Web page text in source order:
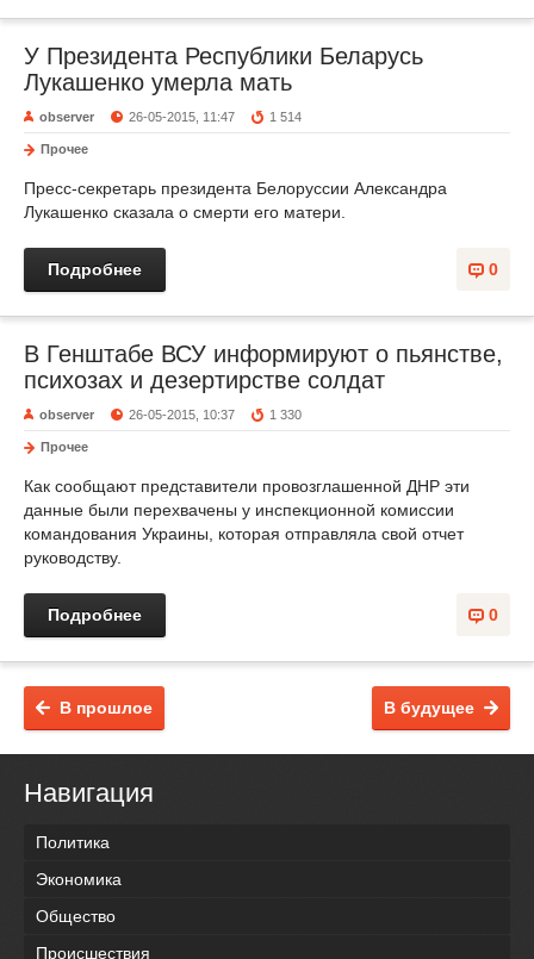
У Президента Республики Беларусь
Лукашенко умерла мать
observer 26-05-2015, 11:47 1 514
Прочее
Пресс-секретарь президента Белоруссии Александра
Лукашенко сказала о смерти его матери.
0
Подробнее
В Генштабе ВСУ информируют о пьянстве,
психозах и дезертирстве солдат
observer 26-05-2015, 10:37 1 330
Прочее
Как сообщают представители провозглашенной ДНР эти
данные были перехвачены у инспекционной комиссии
командования Украины, которая отправляла свой отчет
руководству.
0
Подробнее
В будущее
В прошлое
Навигация
Политика
Экономика
Общество
Происшествия